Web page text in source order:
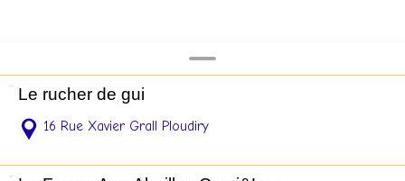
Le rucher de gui
16 Rue Xavier Grall Ploudiry